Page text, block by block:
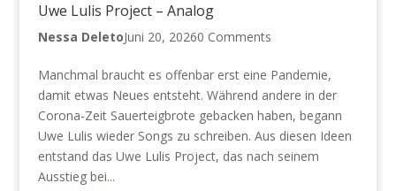
Uwe Lulis Project – Analog
Nessa DeletoJuni 20, 20260 Comments
Manchmal braucht es offenbar erst eine Pandemie,
damit etwas Neues entsteht. Während andere in der
Corona-Zeit Sauerteigbrote gebacken haben, begann
Uwe Lulis wieder Songs zu schreiben. Aus diesen Ideen
entstand das Uwe Lulis Project, das nach seinem
Ausstieg bei...